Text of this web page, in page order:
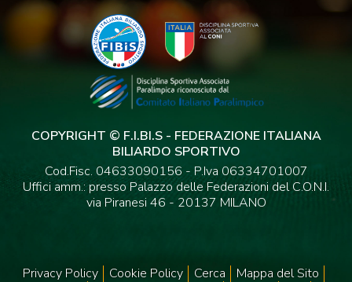
COPYRIGHT © F.I.BI.S - FEDERAZIONE ITALIANA
BILIARDO SPORTIVO
Cod.Fisc. 04633090156 - P.Iva 06334701007
Uffici amm.: presso Palazzo delle Federazioni del C.O.N.I.
via Piranesi 46 - 20137 MILANO
Privacy Policy Cookie Policy Cerca
Mappa del Sito